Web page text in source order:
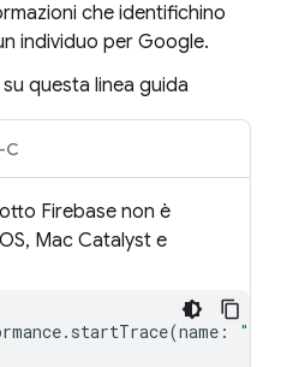
che identifichino
individuo per Google.
questa linea guida
C
Firebase non è
Mac Catalyst e
. startTrace(name : "